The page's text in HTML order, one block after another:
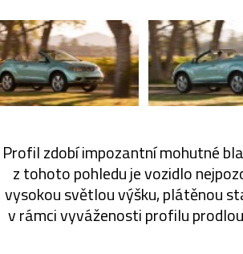
Profil zdobí impozantní mohutné
z tohoto pohledu je vozidlo
vysokou světlou výšku, plátěnou
v rámci vyváženosti profilu